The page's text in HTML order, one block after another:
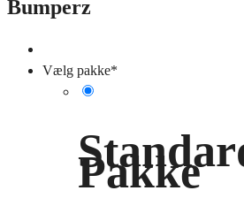
Bumperz
Vælg pakke*
Pakke